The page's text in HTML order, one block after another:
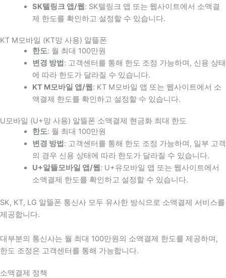
SK텔링크 앱/웹 : SK텔링크 앱 또는 웹사이트에서 소액결
제 한도를 확인하고 설정할 수 있습니다.
KT M모바일 (KT망 사용) 알뜰폰
한도: 월 최대 100만원
변경 방법 : 고객센터를 통해 한도 조정 가능하며, 신용 상태
에 따라 한도가 달라질 수 있습니다.
KT M모바일 앱/웹 : KT M모바일 앱 또는 웹사이트에서 소
액결제 한도를 확인하고 설정할 수 있습니다.
U모바일 (U+망 사용) 알뜰폰 소액결제 현금화 최대 한도
한도: 월 최대 100만원
변경 방법 : 고객센터를 통해 한도 조정 가능하며, 일부 고객
의 경우 신용 상태에 따라 한도가 달라질 수 있습니다.
U+알뜰모바일 앱/웹 : U+유모바일 앱 또는 웹사이트에서
소액결제 한도를 확인하고 설정할 수 있습니다.
SK, KT, LG 알뜰폰 통신사 모두 유사한 방식으로 소액결제 서비스를
제공합니다.
대부분의 통신사는 월 최대 100만원의 소액결제 한도를 제공하며,
한도 조정은 고객센터를 통해 가능합니다.
소액결제 정책